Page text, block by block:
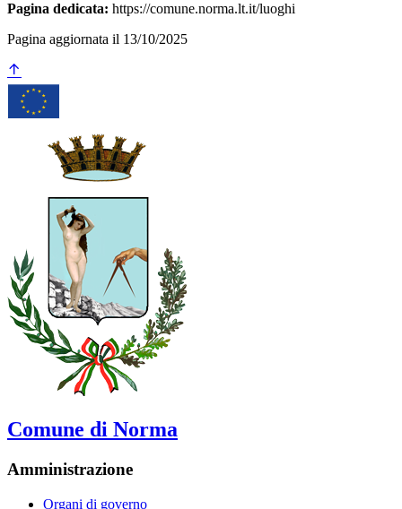
Pagina dedicata: https://comune.norma.lt.it/luoghi
Pagina aggiornata il 13/10/2025
Comune di Norma
Amministrazione
Organi di governo